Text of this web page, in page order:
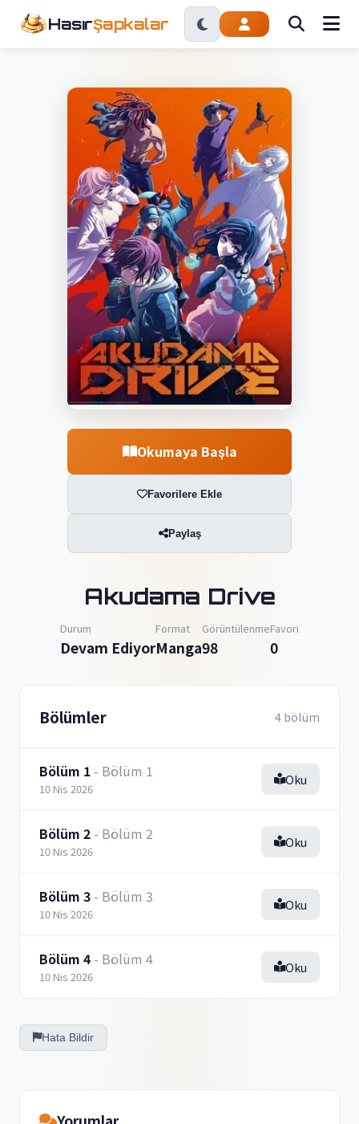
HasırŞapkalar
Okumaya Başla
Favorilere Ekle
Paylaş
Akudama Drive
Durum
Devam Ediyor
Format
Manga
Görüntülenme
98
Favori
0
Bölümler 4 bölüm
Bölüm 1 - Bölüm 1
10 Nis 2026
Oku
Bölüm 2 - Bölüm 2
10 Nis 2026
Oku
Bölüm 3 - Bölüm 3
10 Nis 2026
Oku
Bölüm 4 - Bölüm 4
10 Nis 2026
Oku
Hata Bildir